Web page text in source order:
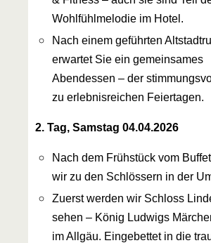
Wohlfühlmelodie im Hotel.
Nach einem geführten
erwartet Sie ein gemeinsames
Abendessen – der
zu erlebnisreichen Feiertagen.
2. Tag, Samstag 04.04.2026
Nach dem Frühstück vom
wir zu den Schlössern in der
Zuerst werden wir Schloss
sehen – König Ludwigs
im Allgäu. Eingebettet in die